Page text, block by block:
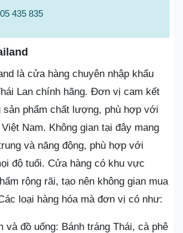
435 835
là cửa hàng chuyên nhập khẩu
Lan chính hãng. Đơn vị cam kết
sản phẩm chất lượng, phù hợp với
Nam. Không gian tại đây mang
và năng động, phù hợp với
độ tuổi. Cửa hàng có khu vực
rộng rãi, tạo nên không gian mua
loại hàng hóa mà đơn vị có như:
và đồ uống: Bánh tráng Thái, cà phê